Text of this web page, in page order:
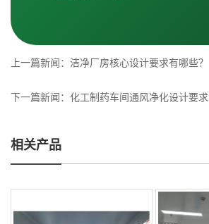
上一篇新闻： 洁净厂房核心设计要求有哪些？
下一篇新闻： 化工制药车间通风净化设计要求
相关产品